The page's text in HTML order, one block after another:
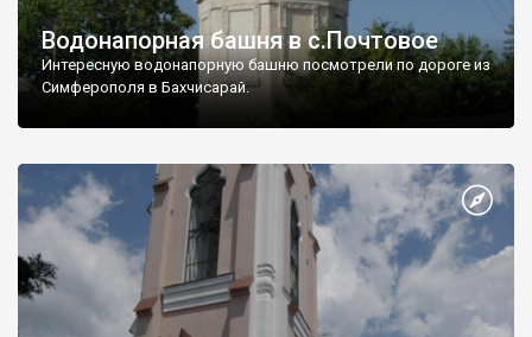
Водонапорная башня в с.Почтовое
Интересную водонапорную башню посмотрели по дороге из
Симферополя в Бахчисарай.